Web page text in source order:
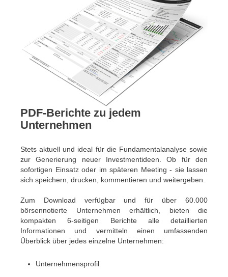
PDF-Berichte zu jedem
Unternehmen
Stets aktuell und ideal für die Fundamentalanalyse sowie
zur Generierung neuer Investmentideen. Ob für den
sofortigen Einsatz oder im späteren Meeting - sie lassen
sich speichern, drucken, kommentieren und weitergeben.
Zum Download verfügbar und für über 60.000
börsennotierte Unternehmen erhältlich, bieten die
kompakten 6-seitigen Berichte alle detaillierten
Informationen und vermitteln einen umfassenden
Überblick über jedes einzelne Unternehmen:
Unternehmensprofil